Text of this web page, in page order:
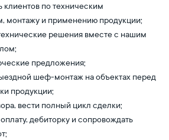
клиентов по техническим
монтажу и применению продукции;
решения вместе с нашим
предложения;
шеф-монтаж на объектах перед
продукции;
вести полный цикл сделки;
дебиторку и сопровождать